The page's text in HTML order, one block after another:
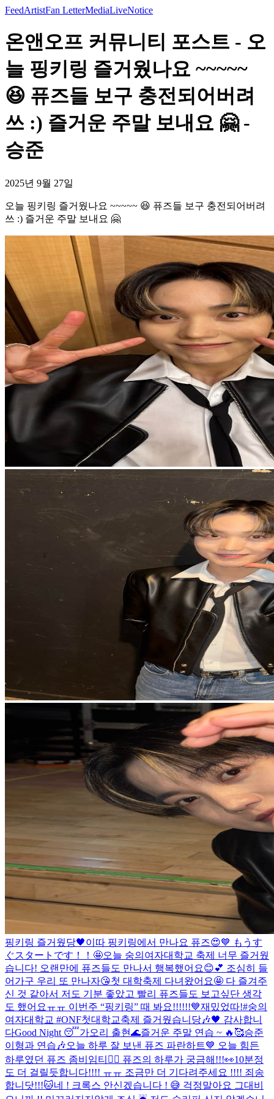
FeedArtistFan LetterMediaLiveNotice
온앤오프 커뮤니티 포스트 - 오
늘 핑키링 즐거웠나요 ~~~~~
😆 퓨즈들 보구 충전되어버려
쓰 :) 즐거운 주말 보내요 🤗 -
승준
2025년 9월 27일
오늘 핑키링 즐거웠나요 ~~~~~ 😆 퓨즈들 보구 충전되어버려
쓰 :) 즐거운 주말 보내요 🤗
핑키링 즐거웠당🖤이따 핑키링에서 만나요 퓨즈😍💙 もうす
ぐスタートです！！🤩오늘 숭의여자대학교 축제 너무 즐거웠
습니다! 오랜만에 퓨즈들도 만나서 행복했어요😊💕 조심히 들
어가구 우리 또 만나자😘첫 대학축제 다녀왔어요🤩 다 즐겨주
신 것 같아서 저도 기분 좋았고 빨리 퓨즈들도 보고싶단 생각
도 했어요ㅠㅠ 이번주 “핑키링” 때 봐요!!!!!!💙재밌었따!#숭의
여자대학교 #ONF첫대학교축제 즐거웠습니당🎶🖤 감사합니
다Good Night 😴가오리 출현🌊즐거운 주말 연습 ~ 🔥🥰승준
이형과 연습🎶오늘 하루 잘 보낸 퓨즈 파란하트💙 오늘 힘든
하루였던 퓨즈 좀비임티🧟‍♂️ 퓨즈의 하루가 궁금해!!!👀10분정
도 더 걸릴듯합니다!!!! ㅠㅠ 조금만 더 기다려주세요 !!!! 죄송
합니닷!!!🐱네 ! 크록스 안신겠습니다 ! 😅 걱정말아요 그대 비